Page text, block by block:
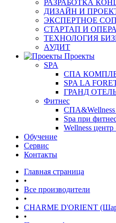
РАЗРАБОТКА
ДИЗАЙН И
ЭКСПЕРТНОЕ
СТАРТАП И
ТЕХНОЛОГИЯ
АУДИТ
Проекты
SPA
СПА
SPA LA
ГРАНД
Фитнес
СПА&Wellness
Spa при
Wellness
Обучение
Сервис
Контакты
Главная страница
•
Все производители
•
CHARME D'ORIENT
•